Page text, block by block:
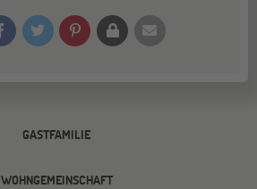
GASTFAMILIE
WOHNGEMEINSCHAFT